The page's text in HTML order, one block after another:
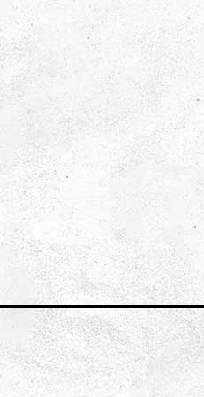
Optikul
Opikul är nåt för alla
gillar att se världen med
öppna ögon.